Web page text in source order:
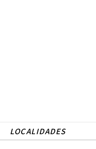
LOCALIDADES